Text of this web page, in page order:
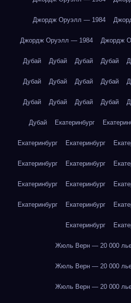
Джордж Оруэлл — 1984
Джордж Оруэлл — 1984 Джордж
Дубай Дубай Дубай Дубай
Дубай Дубай Дубай Дубай
Дубай Дубай Дубай Дубай
Дубай Екатеринбург
Екатеринбург Екатеринбург
Екатеринбург Екатеринбург
Екатеринбург Екатеринбург
Екатеринбург Екатеринбург
Екатеринбург
Жюль Верн — 20 000
Жюль Верн — 20 000
Жюль Верн — 20 000